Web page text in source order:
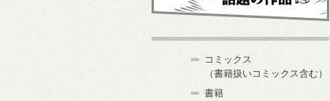
コミックス
（書籍扱いコミックス含む）
書籍